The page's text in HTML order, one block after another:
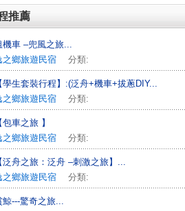
推薦
機車 –兜風之旅...
之鄉旅遊民宿 分類:
學生套裝行程】:(泛舟+機車+拔蔥DIY...
之鄉旅遊民宿 分類:
包車之旅 】
之鄉旅遊民宿 分類:
泛舟之旅：泛舟 –刺激之旅】...
之鄉旅遊民宿 分類:
鯨---驚奇之旅...